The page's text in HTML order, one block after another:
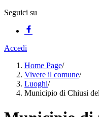
Seguici su
Accedi
Home Page/
Vivere il comune/
Luoghi/
Municipio di Chiusi